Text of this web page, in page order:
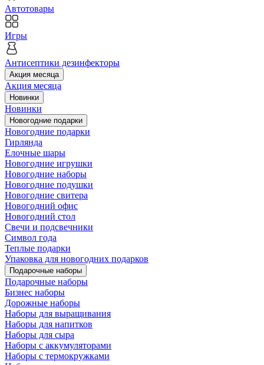
Автотовары
Игры
Антисептики дезинфекторы
Акция месяца
Акция месяца
Новинки
Новинки
Новогодние подарки
Новогодние подарки
Гирлянда
Елочные шары
Новогодние игрушки
Новогодние наборы
Новогодние подушки
Новогодние свитера
Новогодний офис
Новогодний стол
Свечи и подсвечники
Символ года
Теплые подарки
Упаковка для новогодних подарков
Подарочные наборы
Подарочные наборы
Бизнес наборы
Дорожные наборы
Наборы для выращивания
Наборы для напитков
Наборы для сыра
Наборы с аккумуляторами
Наборы с термокружками